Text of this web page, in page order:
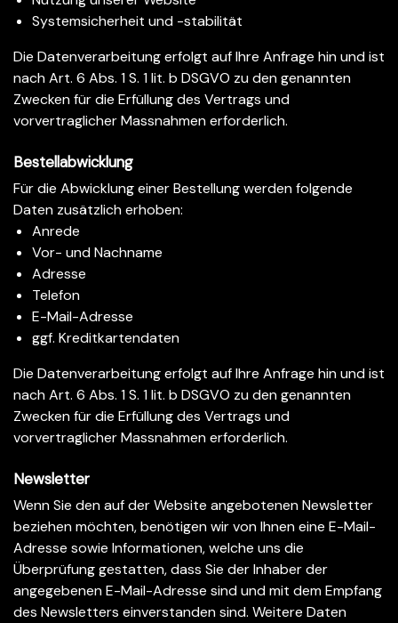
Systemsicherheit und -stabilität
Die Datenverarbeitung erfolgt auf Ihre Anfrage hin und ist
nach Art. 6 Abs. 1 S. 1 lit. b DSGVO zu den genannten
Zwecken für die Erfüllung des Vertrags und
vorvertraglicher Massnahmen erforderlich.
Bestellabwicklung
Für die Abwicklung einer Bestellung werden folgende
Daten zusätzlich erhoben:
Anrede
Vor- und Nachname
Adresse
Telefon
E-Mail-Adresse
ggf. Kreditkartendaten
Die Datenverarbeitung erfolgt auf Ihre Anfrage hin und ist
nach Art. 6 Abs. 1 S. 1 lit. b DSGVO zu den genannten
Zwecken für die Erfüllung des Vertrags und
vorvertraglicher Massnahmen erforderlich.
Newsletter
Wenn Sie den auf der Website angebotenen Newsletter
beziehen möchten, benötigen wir von Ihnen eine E-Mail-
Adresse sowie Informationen, welche uns die
Überprüfung gestatten, dass Sie der Inhaber der
angegebenen E-Mail-Adresse sind und mit dem Empfang
des Newsletters einverstanden sind. Weitere Daten